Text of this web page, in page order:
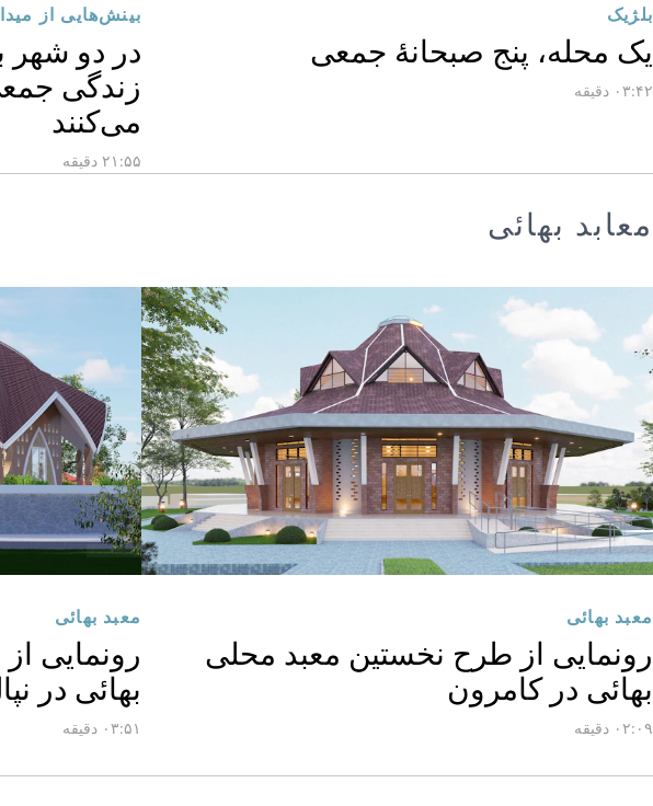
بلژیک
یک محله، پنج صبحانهٔ جمعی
۰۳:۴۲ دقیقه
بینش‌هایی از
در دو شهر
زندگی
می‌کنند
۲۱:۵۵ دقیقه
معابد بهائی
معبد بهائی
رونمایی از طرح نخستین معبد محلی
بهائی در کامرون
۰۲:۰۹ دقیقه
معبد بهائی
رونمایی
بهائی در
۰۳:۵۱ دقیقه